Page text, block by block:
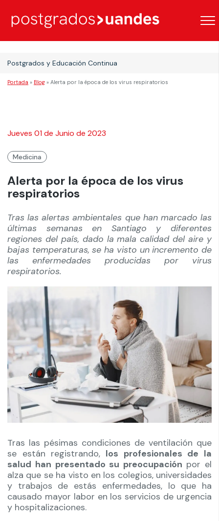
Postgrados y Educación Continua
Portada » Blog » Alerta por la época de los virus respiratorios
Jueves 01 de Junio de 2023
Medicina
Alerta por la época de los virus
respiratorios
Tras las alertas ambientales que han marcado las
últimas semanas en Santiago y diferentes
regiones del país, dado la mala calidad del aire y
bajas temperaturas, se ha visto un incremento de
las enfermedades producidas por virus
respiratorios.
Tras las pésimas condiciones de ventilación que
se están registrando, los profesionales de la
salud han presentado su preocupación por el
alza que se ha visto en los colegios, universidades
y trabajos de estás enfermedades, lo que ha
causado mayor labor en los servicios de urgencia
y hospitalizaciones.